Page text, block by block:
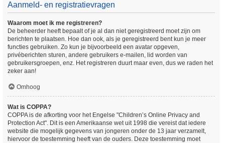
Aanmeld- en registratievragen
Waarom moet ik me registreren?
De beheerder heeft bepaalt of je al dan niet geregistreerd moet zijn om
berichten te plaatsen. Hoe dan ook, als je geregistreerd bent kun je meer
functies gebruiken. Zo kun je bijvoorbeeld een avatar opgeven,
privéberichten sturen, andere gebruikers e-mailen, lid worden van
gebruikersgroepen, enz. Het registreren duurt maar even, dus we raden het
zeker aan!
Omhoog
Wat is COPPA?
COPPA is de afkorting voor het Engelse "Children’s Online Privacy and
Protection Act". Dit is een Amerikaanse wet uit 1998 die vereist dat iedere
website die mogelijk gegevens van jongeren onder de 13 jaar verzamelt,
hiervoor de toestemming heeft van de ouders. Deze toestemming moet